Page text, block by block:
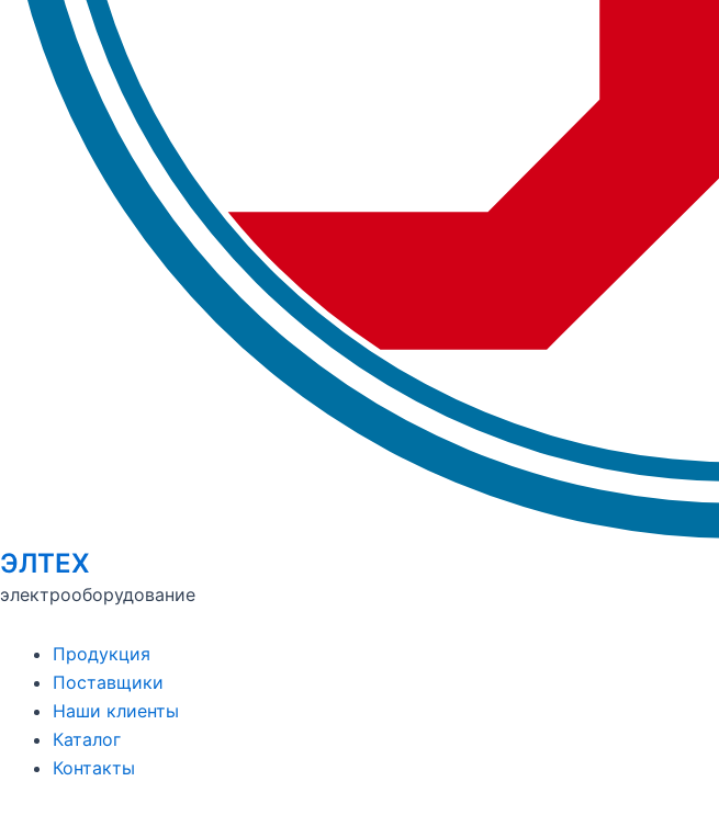
ЭЛТЕХ
электрооборудование
Продукция
Поставщики
Наши клиенты
Каталог
Контакты